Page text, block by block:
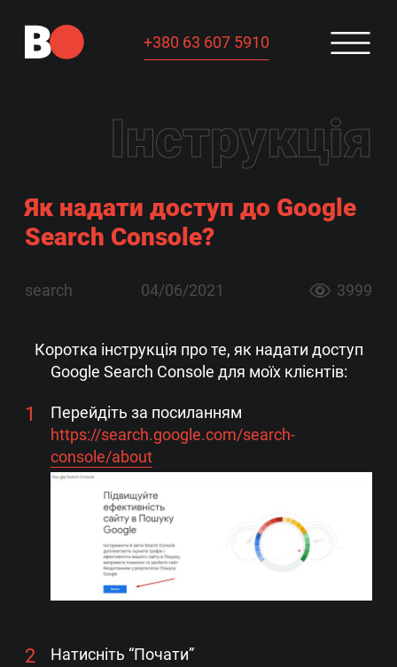
+380 63 607 5910
Інструкція
Як надати доступ до Google
Search Console?
search 04/06/2021 3999
Коротка інструкція про те, як надати доступ
Google Search Console для моїх клієнтів:
Перейдіть за посиланням
https://search.google.com/search-
console/about
Натисніть “Почати”